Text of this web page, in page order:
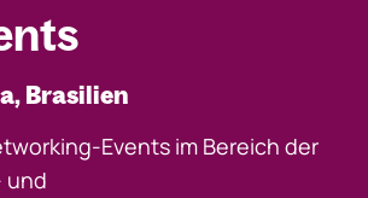
Brasilien
Events im Bereich der
und